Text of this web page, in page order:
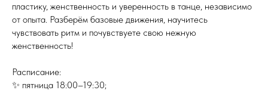
пластику, женственность и уверенность в танце, независимо
от опыта. Разберём базовые движения, научитесь
чувствовать ритм и почувствуете свою нежную
женственность!
Расписание:
✨ пятница 18:00–19:30;